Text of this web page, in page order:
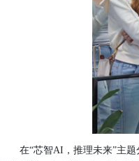
在“芯智AI，推理未来”主